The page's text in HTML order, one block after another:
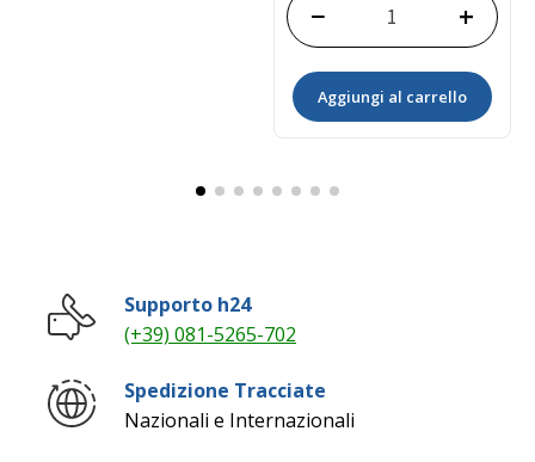
KIT
2GM20=72827192600
728271-
92605
Yanmar
− +
Aggiungi al carrello
Supporto h24
(+39) 081-5265-702
Spedizione Tracciate
Nazionali e Internazionali